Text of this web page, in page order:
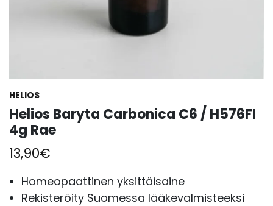
HELIOS
Helios Baryta Carbonica C6 / H576FI
4g Rae
13,90€
Homeopaattinen yksittäisaine
Rekisteröity Suomessa lääkevalmisteeksi